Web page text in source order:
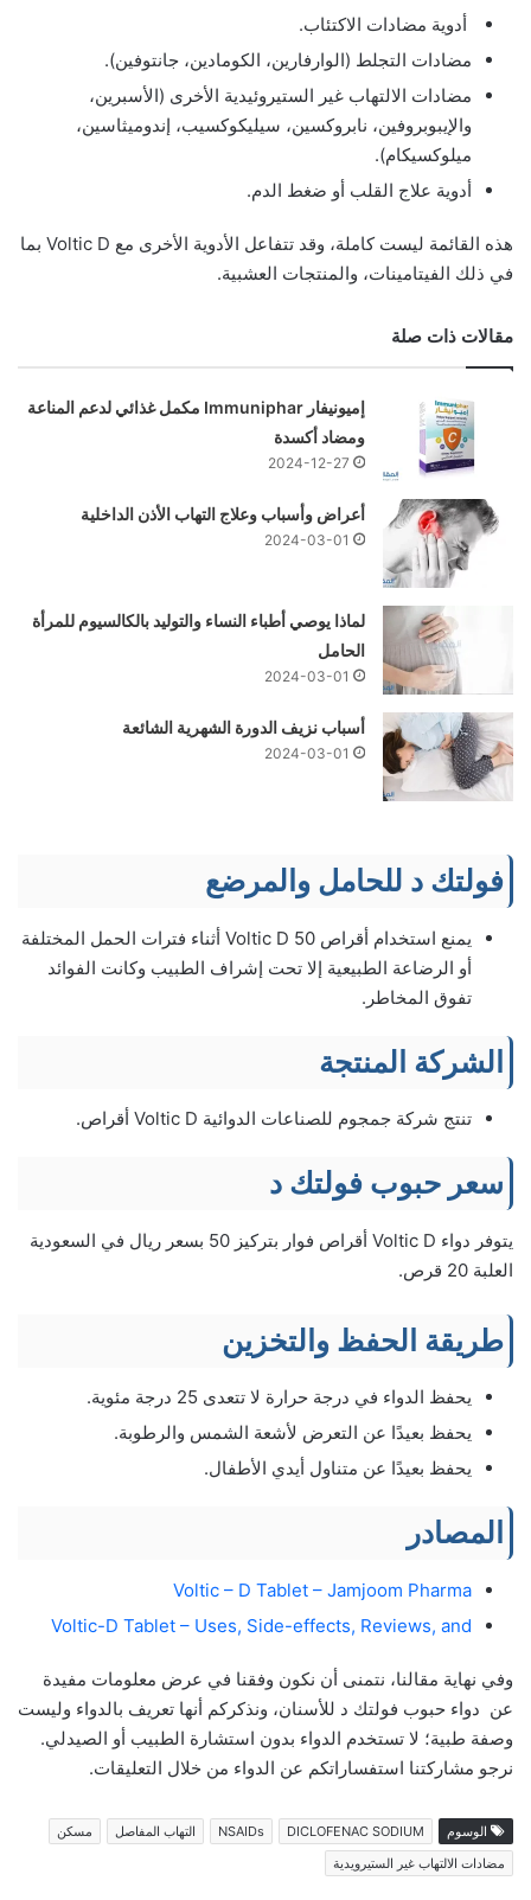
أدوية مضادات الاكتئاب.
مضادات التجلط (الوارفارين، الكومادين، جانتوفين).
مضادات الالتهاب غير الستيروئيدية الأخرى (الأسبرين،
والإيبوبروفين، نابروكسين، سيليكوكسيب، إندوميثاسين،
ميلوكسيكام).
أدوية علاج القلب أو ضغط الدم.
هذه القائمة ليست كاملة، وقد تتفاعل الأدوية الأخرى مع Voltic D بما
في ذلك الفيتامينات، والمنتجات العشبية.
مقالات ذات صلة
إميونيفار Immuniphar مكمل غذائي لدعم المناعة
ومضاد أكسدة
2024-12-27
أعراض وأسباب وعلاج التهاب الأذن الداخلية
2024-03-01
لماذا يوصي أطباء النساء والتوليد بالكالسيوم للمرأة
الحامل
2024-03-01
أسباب نزيف الدورة الشهرية الشائعة
2024-03-01
فولتك د للحامل والمرضع
يمنع استخدام أقراص 50 Voltic D أثناء فترات الحمل المختلفة
أو الرضاعة الطبيعية إلا تحت إشراف الطبيب وكانت الفوائد
تفوق المخاطر.
الشركة المنتجة
تنتج شركة جمجوم للصناعات الدوائية Voltic D أقراص.
سعر حبوب فولتك د
يتوفر دواء Voltic D أقراص فوار بتركيز 50 بسعر ريال في السعودية
العلبة 20 قرص.
طريقة الحفظ والتخزين
يحفظ الدواء في درجة حرارة لا تتعدى 25 درجة مئوية.
يحفظ بعيدًا عن التعرض لأشعة الشمس والرطوبة.
يحفظ بعيدًا عن متناول أيدي الأطفال.
المصادر
Voltic – D Tablet – Jamjoom Pharma
Voltic-D Tablet – Uses, Side-effects, Reviews, and
وفي نهاية مقالنا، نتمنى أن نكون وفقنا في عرض معلومات مفيدة
عن دواء حبوب فولتك د للأسنان، ونذكركم أنها تعريف بالدواء وليست
وصفة طبية؛ لا تستخدم الدواء بدون استشارة الطبيب أو الصيدلي.
نرجو مشاركتنا استفساراتكم عن الدواء من خلال التعليقات.
الوسوم DICLOFENAC SODIUM
NSAIDs التهاب المفاصل
مسكن
مضادات الالتهاب غير الستيرويدية